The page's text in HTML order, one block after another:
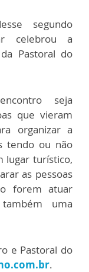
segundo
celebrou a
Pastoral do
seja
que vieram
organizar a
tendo ou não
lugar turístico,
as pessoas
forem atuar
uma
e Pastoral do
.